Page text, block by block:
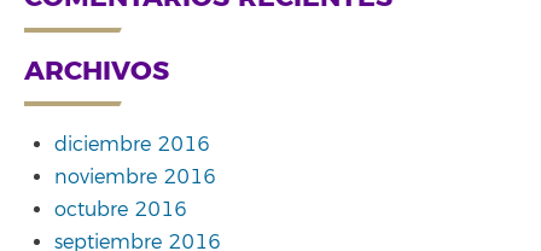
ARCHIVOS
diciembre 2016
noviembre 2016
octubre 2016
septiembre 2016